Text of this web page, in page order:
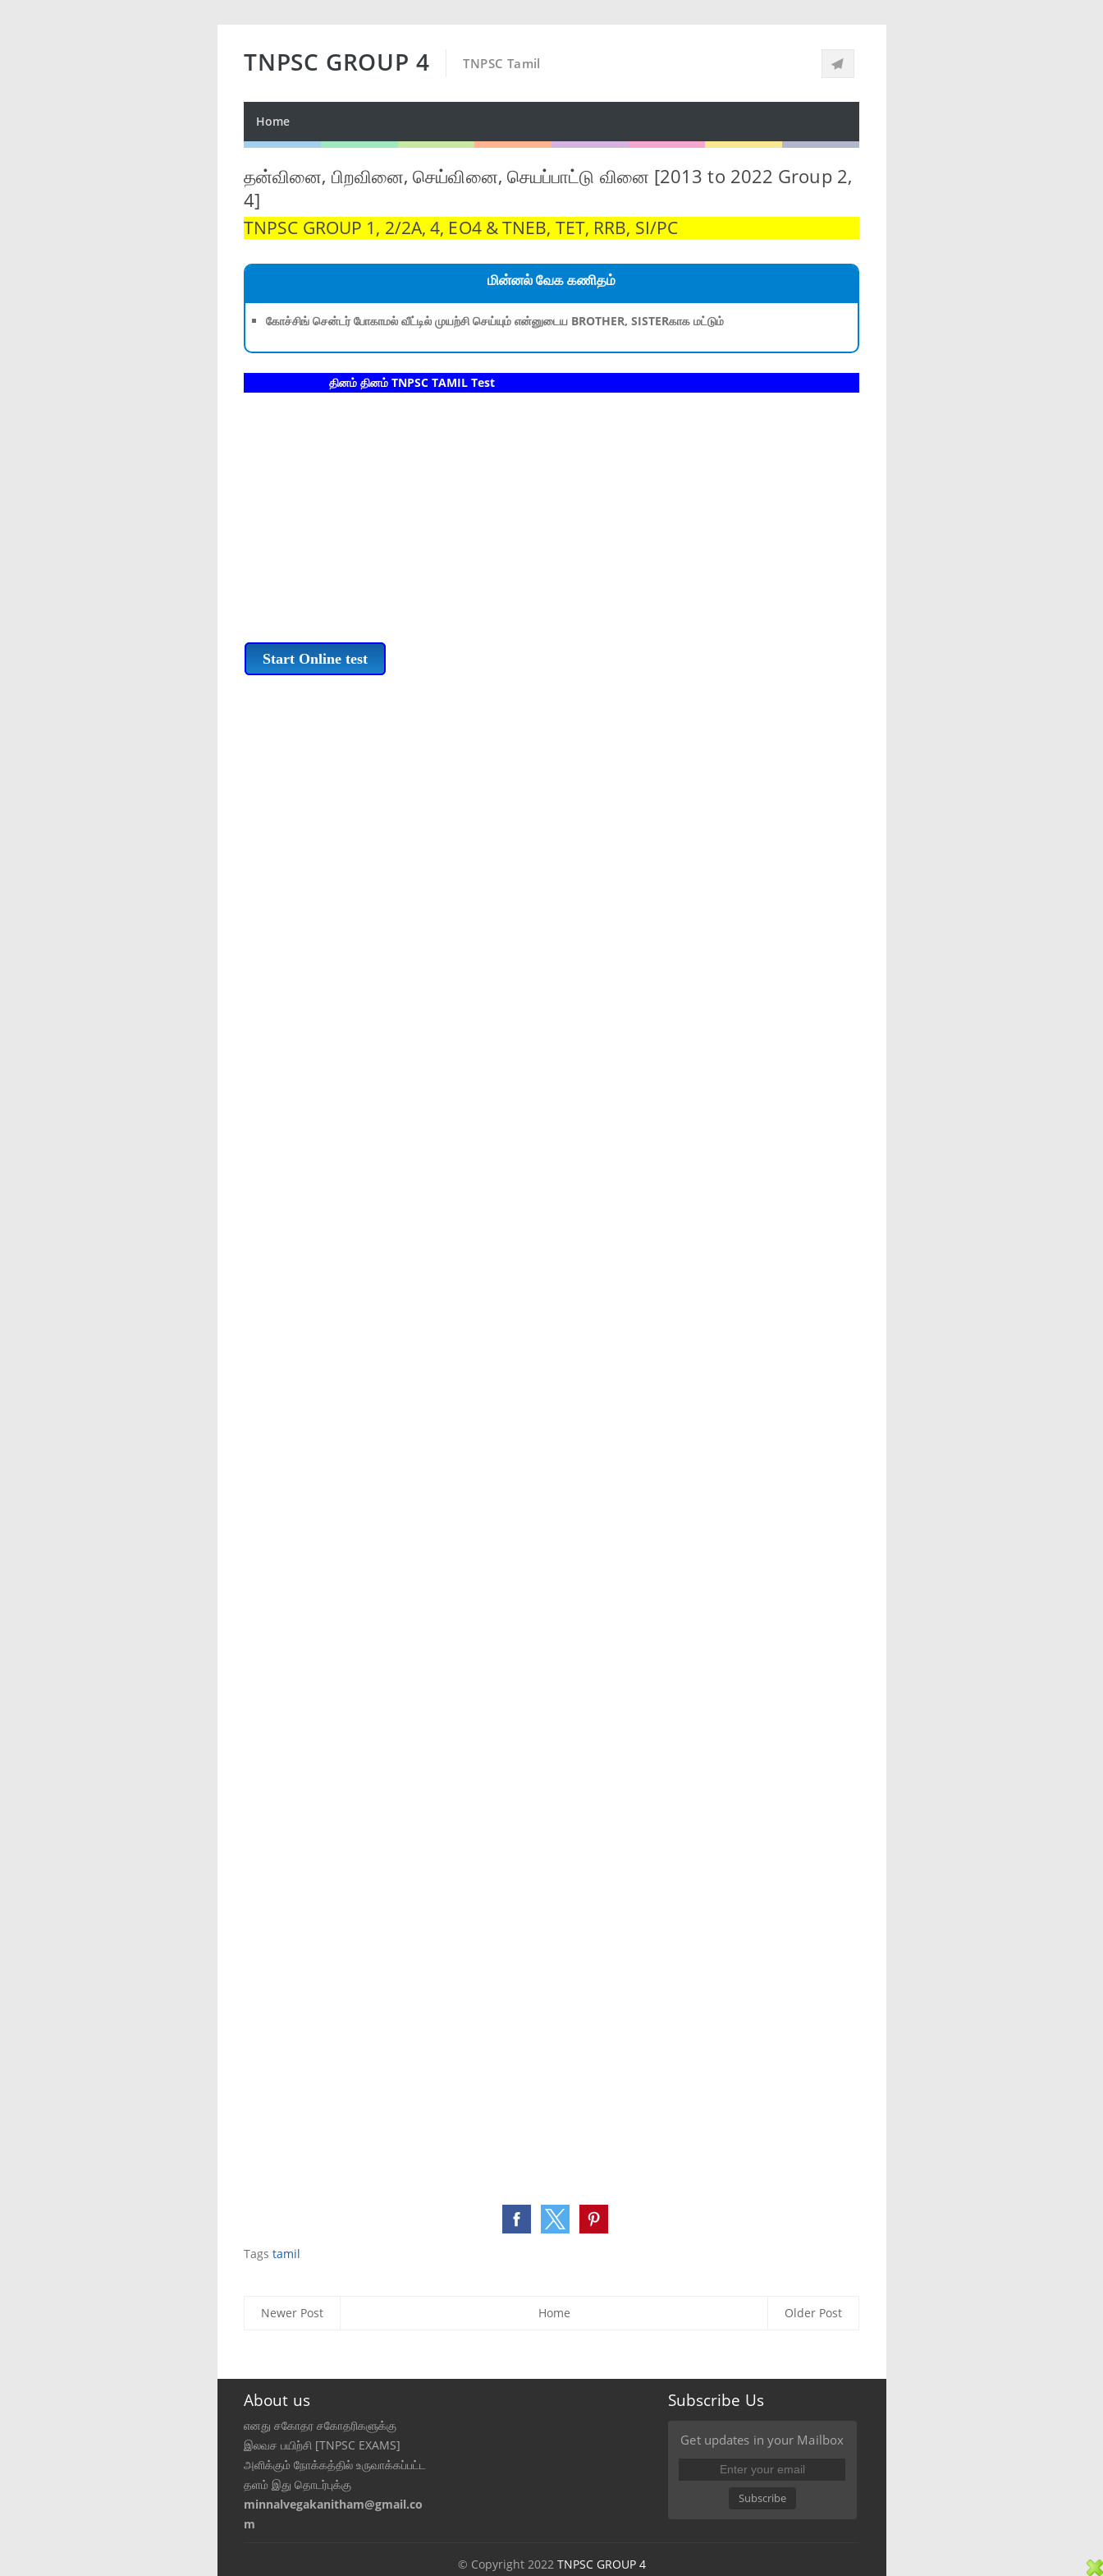
TNPSC GROUP 4 TNPSC Tamil
Home
தன்வினை, பிறவினை, செய்வினை, செயப்பாட்டு வினை [2013 to 2022 Group 2,
4]
TNPSC GROUP 1, 2/2A, 4, EO4 & TNEB, TET, RRB, SI/PC
மின்னல் வேக கணிதம்
கோச்சிங் சென்டர் போகாமல் வீட்டில் முயற்சி செய்யும் என்னுடைய BROTHER, SISTERகாக மட்டும்
தினம் தினம் TNPSC TAMIL Test
Start Online test
Tags tamil
Newer Post Older Post
Home
About us
எனது சகோதர சகோதரிகளுக்கு
இலவச பயிற்சி [TNPSC EXAMS]
அளிக்கும் நோக்கத்தில் உருவாக்கப்பட்ட
தளம் இது தொடர்புக்கு
minnalvegakanitham@gmail.co
m
Subscribe Us
Get updates in your Mailbox
Subscribe
© Copyright 2022 TNPSC GROUP 4